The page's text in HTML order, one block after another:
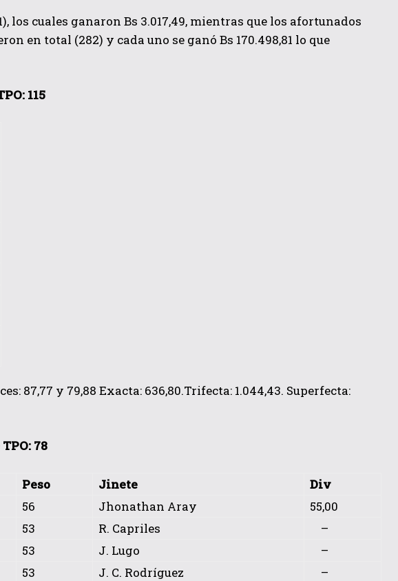
los cuales ganaron Bs 3.017,49, mientras que los afortunados
en total (282) y cada uno se ganó Bs 170.498,81 lo que
115
87,77 y 79,88 Exacta: 636,80.Trifecta: 1.044,43. Superfecta:
78
Peso Jinete
Div
56 Jhonathan Aray
55,00
53 R. Capriles
–
53 J. Lugo
–
53 J. C. Rodríguez
–